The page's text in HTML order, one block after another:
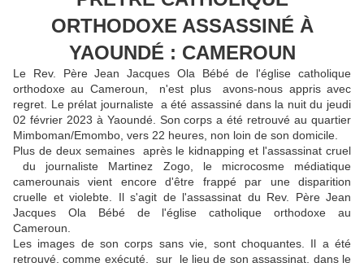
ORTHODOXE ASSASSINÉ À
YAOUNDÉ : CAMEROUN
Le Rev. Père Jean Jacques Ola Bébé de l'église catholique
orthodoxe au Cameroun, n'est plus avons-nous appris avec
regret. Le prélat journaliste a été assassiné dans la nuit du jeudi
02 février 2023 à Yaoundé. Son corps a été retrouvé au quartier
Mimboman/Emombo, vers 22 heures, non loin de son domicile.
Plus de deux semaines après le kidnapping et l'assassinat cruel
du journaliste Martinez Zogo, le microcosme médiatique
camerounais vient encore d'être frappé par une disparition
cruelle et violebte. Il s'agit de l'assassinat du Rev. Père Jean
Jacques Ola Bébé de l'église catholique orthodoxe au
Cameroun.
Les images de son corps sans vie, sont choquantes. Il a été
retrouvé, comme exécuté, sur le lieu de son assassinat, dans le